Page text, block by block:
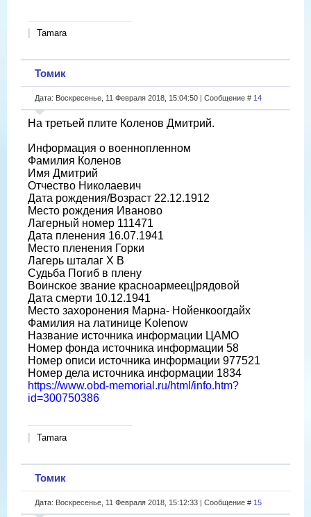
Tamara
Томик
Дата: Воскресенье, 11 Февраля 2018, 15:04:50 | Сообщение # 14
На третьей плите Коленов Дмитрий.
Информация о военнопленном
Фамилия Коленов
Имя Дмитрий
Отчество Николаевич
Дата рождения/Возраст 22.12.1912
Место рождения Иваново
Лагерный номер 111471
Дата пленения 16.07.1941
Место пленения Горки
Лагерь шталаг X B
Судьба Погиб в плену
Воинское звание красноармеец|рядовой
Дата смерти 10.12.1941
Место захоронения Марна- Нойенкоогдайх
Фамилия на латинице Kolenow
Название источника информации ЦАМО
Номер фонда источника информации 58
Номер описи источника информации 977521
Номер дела источника информации 1834
https://www.obd-memorial.ru/html/info.htm?
id=300750386
Tamara
Томик
Дата: Воскресенье, 11 Февраля 2018, 15:12:33 | Сообщение # 15